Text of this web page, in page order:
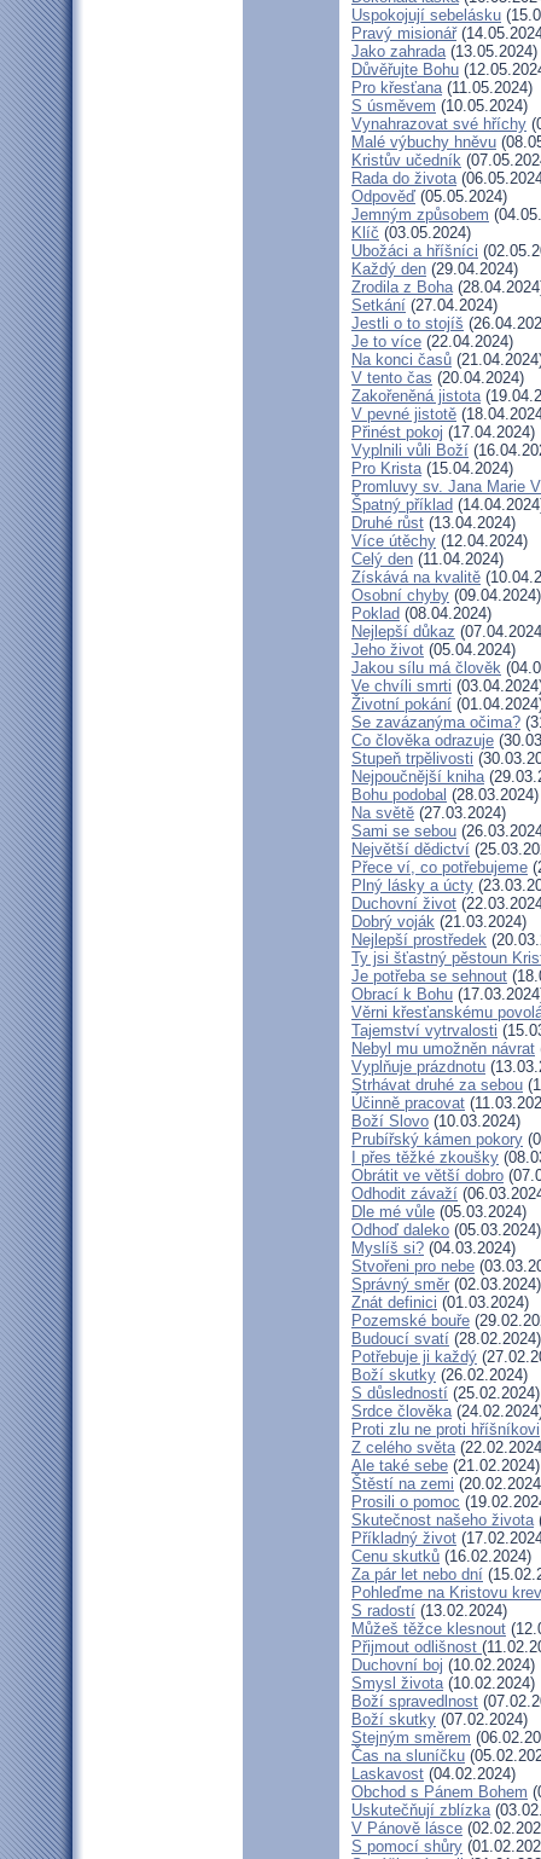
Uspokojují sebelásku
Pravý misionář
Jako zahrada(13.05.2024)
Důvěřujte Bohu
Pro křesťana(11.05.2024)
S úsměvem (10.05.2024)
Vynahrazovat své hříchy
Malé výbuchy hněvu
Kristův učedník
Rada do života
Odpověď (05.05.2024)
Jemným způsobem
Klíč (03.05.2024)
Ubožáci a hříšníci
Každý den (29.04.2024)
Zrodila z Boha
Setkání (27.04.2024)
Jestli o to stojíš
Je to více (22.04.2024)
Na konci časů
V tento čas (20.04.2024)
Zakořeněná jistota
V pevné jistotě
Přinést pokoj (17.04.2024)
Vyplnili vůli Boží
Pro Krista(15.04.2024)
Promluvy sv. Jana Marie
Špatný příklad
Druhé růst (13.04.2024)
Více útěchy (12.04.2024)
Celý den (11.04.2024)
Získává na kvalitě
Osobní chyby (09.04.2024)
Poklad (08.04.2024)
Nejlepší důkaz
Jeho život (05.04.2024)
Jakou sílu má člověk
Ve chvíli smrti
Životní pokání
Se zavázanýma očima?
Co člověka odrazuje
Stupeň trpělivosti
Nejpoučnější kniha
Bohu podobal (28.03.2024)
Na světě (27.03.2024)
Sami se sebou
Největší dědictví
Přece ví, co potřebujeme
Plný lásky a úcty
Duchovní život
Dobrý voják (21.03.2024)
Nejlepší prostředek
Ty jsi šťastný pěstoun
Je potřeba se sehnout
Obrací k Bohu
Věrni křesťanskému
Tajemství vytrvalosti
Nebyl mu umožněn návrat
Vyplňuje prázdnotu
Strhávat druhé za sebou
Účinně pracovat
Boží Slovo (10.03.2024)
Prubířský kámen pokory
I přes těžké zkoušky
Obrátit ve větší dobro
Odhodit závaží
Dle mé vůle (05.03.2024)
Odhoď daleko (05.03.2024)
Myslíš si? (04.03.2024)
Stvořeni pro nebe
Správný směr (02.03.2024)
Znát definici (01.03.2024)
Pozemské bouře
Budoucí svatí (28.02.2024)
Potřebuje ji každý
Boží skutky (26.02.2024)
S důsledností (25.02.2024)
Srdce člověka
Proti zlu ne proti hříšníkovi
Z celého světa
Ale také sebe (21.02.2024)
Štěstí na zemi
Prosili o pomoc
Skutečnost našeho života
Příkladný život
Cenu skutků (16.02.2024)
Za pár let nebo dní
Pohleďme na Kristovu krev
S radostí (13.02.2024)
Můžeš těžce klesnout
Přijmout odlišnost
Duchovní boj (10.02.2024)
Smysl života(10.02.2024)
Boží spravedlnost
Boží skutky (07.02.2024)
Stejným směrem
Čas na sluníčku
Laskavost (04.02.2024)
Obchod s Pánem Bohem
Uskutečňují zblízka
V Pánově lásce
S pomocí shůry